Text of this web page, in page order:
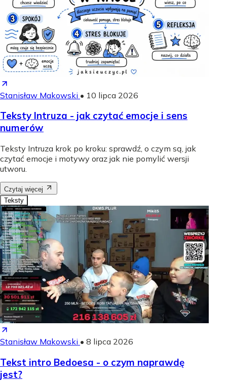
Stanisław Makowski • 10 lipca 2026
Teksty Intruza - jak czytać emocje i sens
numerów
Teksty Intruza krok po kroku: sprawdź, o czym są, jak
czytać emocje i motywy oraz jak nie pomylić wersji
utworu.
Czytaj więcej
Teksty
Stanisław Makowski • 8 lipca 2026
Tekst intro Bedoesa - o czym naprawdę
jest?